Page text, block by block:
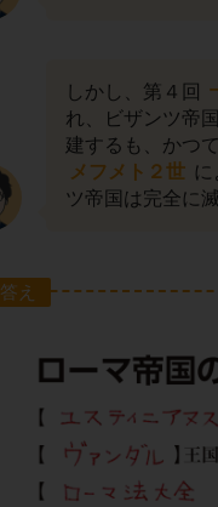
しかし、第４回
れ、ビザンツ帝
建するも、かつ
メフメト２世
ツ帝国は完全に
答え